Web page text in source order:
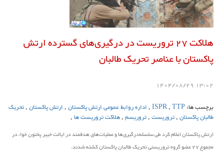
هلاکت 27 تروریست در درگیری‌های گسترده ارتش
پاکستان با عناصر تحریک طالبان
13:02 1404/08/29
برچسب ها:
ISPR,TTP
,اداره روابط عمومی ارتش پاکستان,ارتش پاکستان,تحریک
طالبان پاکستان,تروریست,تروریسم,هلاکت تروریست ها,
ارتش پاکستان اعلام کرد طی سلسله‌درگیری‌ها و عملیات‌های هدفمند در ایالت خیبر پختون خوا، در
مجموع 27 عضو گروه تروریستی تحریک طالبان پاکستان کشته شدند.